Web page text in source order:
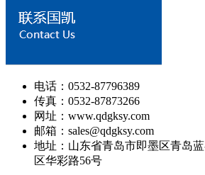
电话：0532-87796389
传真：0532-87873266
网址：www.qdgksy.com
邮箱：sales@qdgksy.com
地址：山东省青岛市即墨区青岛
区华彩路56号